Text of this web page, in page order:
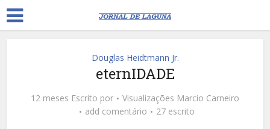
Douglas Heidtmann Jr.
eternIDADE
12 meses Escrito por Visualizações Marcio Carneiro
add comentário
27 escrito